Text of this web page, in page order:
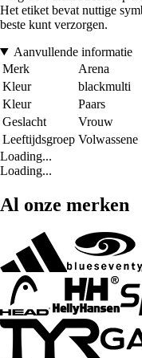
Het etiket bevat nuttige
beste kunt verzorgen.
Aanvullende informatie
Merk
Arena
Kleur
blackmulti
Kleur
Paars
Geslacht
Vrouw
Leeftijdsgroep Volwassene
Loading...
Loading...
Al onze merken